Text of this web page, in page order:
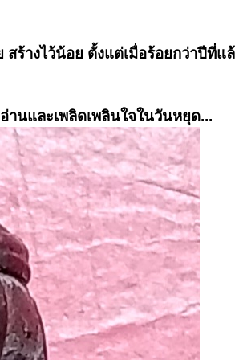
สร้างไว้น้อย ตั้งแต่เมื่อร้อยกว่าปีที่แ
านและเพลิดเพลินใจในวันหยุด...